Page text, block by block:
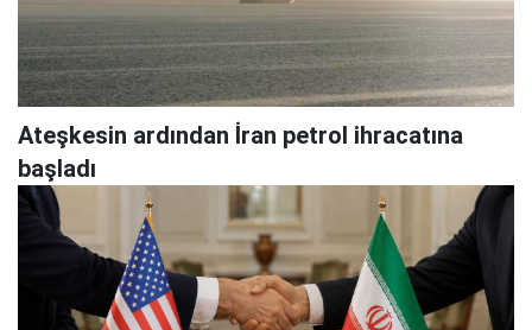
Ateşkesin ardından İran petrol ihracatına
başladı